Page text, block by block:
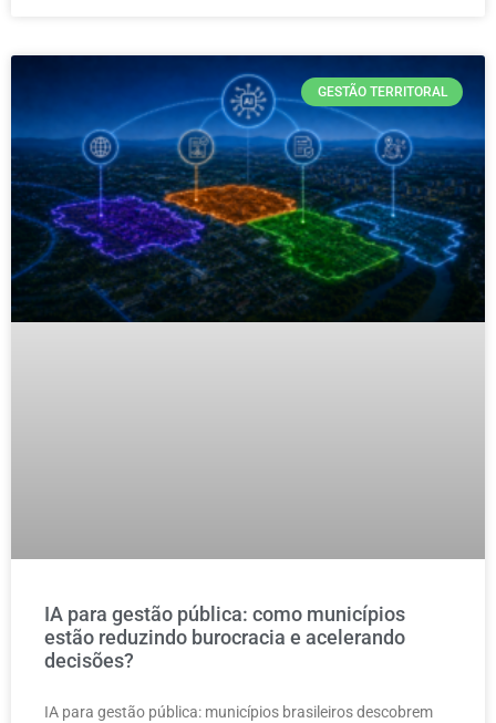
GESTÃO TERRITORAL
IA para gestão pública: como municípios
estão reduzindo burocracia e acelerando
decisões?
IA para gestão pública: municípios brasileiros descobrem